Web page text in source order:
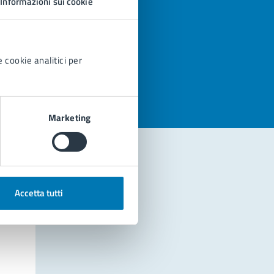
cookie analitici per
Marketing
Accetta tutti